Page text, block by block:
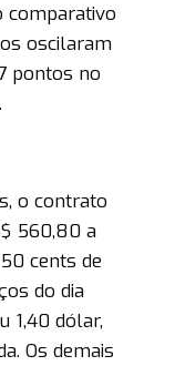
comparativo
oscilaram
pontos no
o contrato
560,80 a
cents de
do dia
1,40 dólar,
Os demais